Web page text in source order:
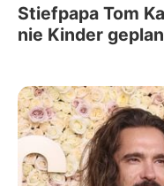
Stiefpapa Tom
nie Kinder